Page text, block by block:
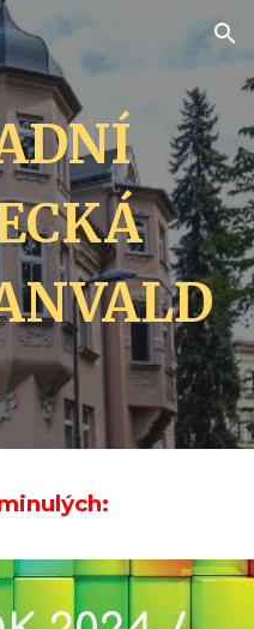
Skip to navigation